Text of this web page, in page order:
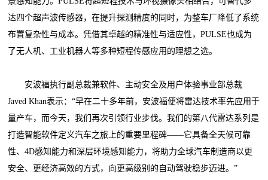
达四个超声波传感器，在提升探测精度的同时，为整车厂降低了系统
布置复杂性与成本。凭借其卓越的精准性与适应性，PULSE也成为
了无人机、工业机器人等多种短程传感应用的理想之选。
安波福执行副总裁兼软件、主动安全及用户体验事业部总裁
Javed Khan表示：“早在二十多年前，安波福便将雷达技术率先应用于
量产车，而今天，我们再次引领行业步伐。我们的第八代雷达系列是
打造智能软件定义汽车之旅上的重要里程碑——它具备全天候可靠
性、4D感知能力和深层环境感知能力，将助力全球汽车制造商以更
安全、更经济高效的方式，向更高级别的自动驾驶稳步迈进。”